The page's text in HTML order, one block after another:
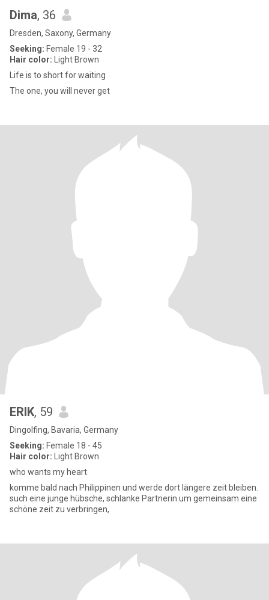
Dima, 36
Dresden, Saxony, Germany
Seeking: Female 19 - 32
Hair color: Light Brown
Life is to short for waiting
The one, you will never get
ERIK, 59
Dingolfing, Bavaria, Germany
Seeking: Female 18 - 45
Hair color: Light Brown
who wants my heart
komme bald nach Philippinen und werde dort längere zeit bleiben.
such eine junge hübsche, schlanke Partnerin um gemeinsam eine
schöne zeit zu verbringen,